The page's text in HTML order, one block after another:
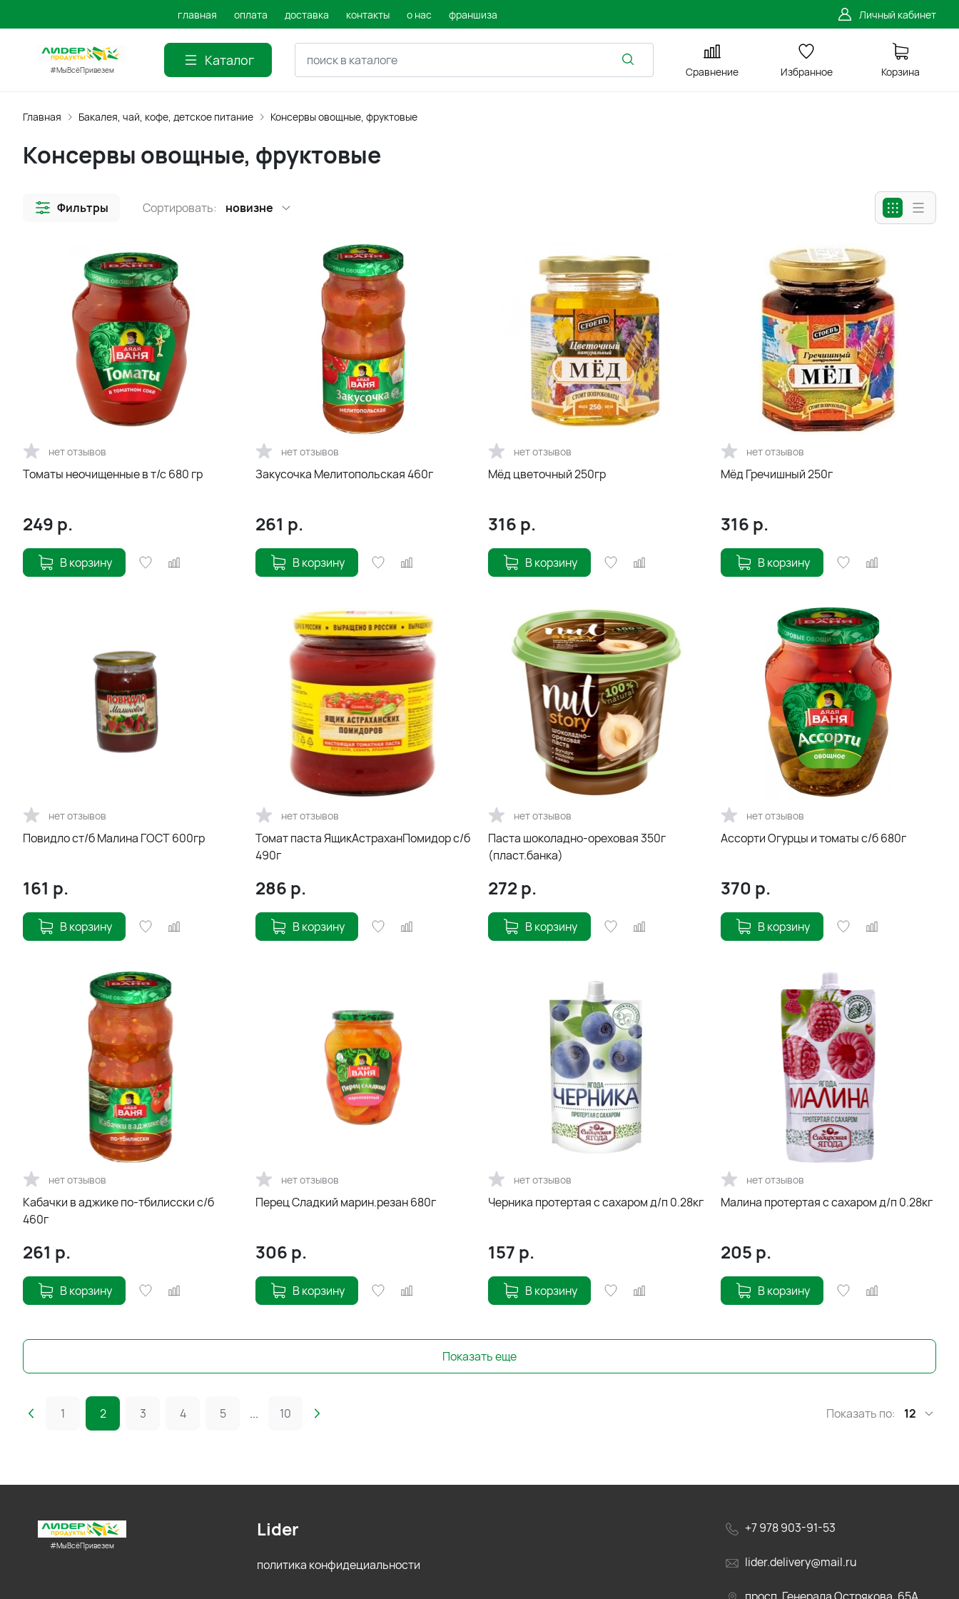
главная оплата доставка контакты о нас франшиза Личный кабинет
#МыВсёПривезем
Каталог
Сравнение Избранное Корзина
Главная Бакалея, чай, кофе, детское питание Консервы овощные, фруктовые
Консервы овощные, фруктовые
Фильтры Сортировать: новизне
нет отзывов
Томаты неочищенные в т/с 680 гр
249 р.
В корзину
нет отзывов
Закусочка Мелитопольская 460г
261 р.
В корзину
нет отзывов
Мёд цветочный 250гр
316 р.
В корзину
нет отзывов
Мёд Гречишный 250г
316 р.
В корзину
нет отзывов
Повидло ст/б Малина ГОСТ 600гр
161 р.
В корзину
нет отзывов
Томат паста ЯщикАстраханПомидор с/б
490г
286 р.
В корзину
нет отзывов
Паста шоколадно-ореховая 350г
(пласт.банка)
272 р.
В корзину
нет отзывов
Ассорти Огурцы и томаты с/б 680г
370 р.
В корзину
нет отзывов
Кабачки в аджике по-тбилисски с/б
460г
261 р.
В корзину
нет отзывов
Перец Сладкий марин.резан 680г
306 р.
В корзину
нет отзывов
Черника протертая с сахаром д/п 0.28кг
157 р.
В корзину
нет отзывов
Малина протертая с сахаром д/п 0.28кг
205 р.
В корзину
Показать еще
1 2 3 4 5 ... 10 Показать по: 12
#МыВсёПривезем
+7 978 903-91-53
lider.delivery@mail.ru
Lider
политика конфидециальности